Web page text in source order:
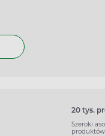
20 tys.
Szeroki
produktów